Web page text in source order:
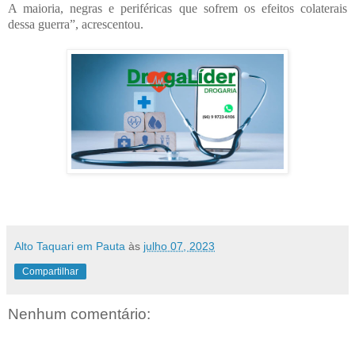
A maioria, negras e periféricas que sofrem os efeitos colaterais
dessa guerra”, acrescentou.
Alto Taquari em Pauta às julho 07, 2023
Compartilhar
Nenhum comentário: